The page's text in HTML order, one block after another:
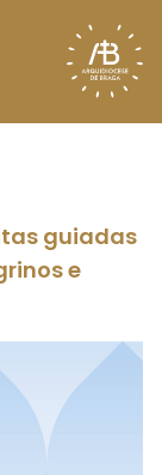
guiadas
e